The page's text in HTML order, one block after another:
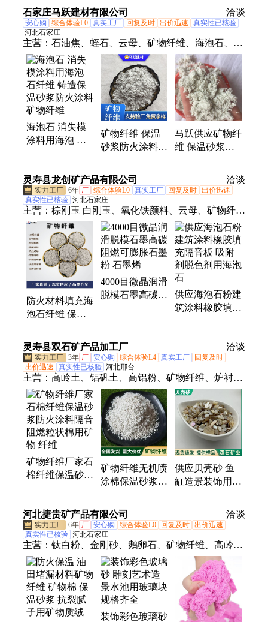
维1-3mm
325目
石家庄马跃建材有限公司
洽谈
安心购 综合体验L0 真实工厂 回复及时 出价迅速
真实性已核验
河北石家庄
主营： 石油焦、蛭石、云母、矿物纤维、海泡石、漂
珠、重晶石、氧化铝、增碳剂、橡胶颗粒、膨润土、
石墨颗粒、高岭土、钾长石、滑石粉、轮胎粉、膨胀
石墨、重钙、轻钙、防火涂料、硅藻土
海泡石 消失模
涂料用海泡 石
物纤维
矿物纤维 保温
砂浆防火涂料用
合改性纤维
马跃供应矿物纤
维 保温砂浆用
3MM 可寄样
灵寿县龙创矿产品有限公司 洽谈
6年 厂 综合体验L0 真实工厂 回复及时 出价迅速
真实性已核验 河北石家庄
主营： 棕刚玉 白刚玉、氧化铁颜料、云母、矿物纤
维、复合岩片、金刚砂耐磨地坪材料、鹅卵石雨花
石、金刚砂、夜光石、免洗树脂水洗石开通即、棕刚
玉砂 微粉、硫化铁、煅烧彩砂、石英砂、硅微粉 石
英粉、碳酸钙、玻璃微珠、海泡石纤维、玻璃微粉、
树脂砂 悬浮砂、反射隔热粉、碳粉、负氧离子液
防火材料填充海
泡石纤维 保温
矿物纤维
4000目微晶润滑
脱模石墨高碳阻
供应海泡石粉建
筑涂料橡胶填充
灵寿县双石矿产品加工厂
洽谈
3年 厂 安心购 综合体验L4 真实工厂
回复及时
出价迅速
真实性已核验 河北邢台
主营： 高岭土、铝矾土、高铝粉、矿物纤维、炉衬
料、石英砂、石英粉、长石粉、高铝砂、玻璃粉、电
熔镁砂、锆英砂、金刚砂、矿渣粉、重晶石粉、彩
砂、重金石、钙粉
矿物纤维厂家石
棉纤维保温砂浆
纤维
矿物纤维无机喷
涂棉保温砂浆防
棉用矿物 纤维
批发
供应贝壳砂 鱼
缸造景装饰用天
料添加贝壳碎片
河北捷贵矿产品有限公司 洽谈
6年 厂 安心购 综合体验L0 回复及时 出价迅速
真实性已核验 河北石家庄
主营： 钛白粉、金刚砂、鹅卵石、矿物纤维、高岭
土、萤石粉、赤铁粉、空心漂珠、负离子球、重晶石
粉、纤维喷涂棉、导电云母粉、海泡石纤维、晶体电
气石、滑石粉、焦炭、金刚砂地坪料、合成云母粉、
面包铁、灰漂珠、石英粉、氧化铁颜料、酞菁颜料、
硅灰石粉、氧化钍、导电粉
装饰彩色玻璃砂